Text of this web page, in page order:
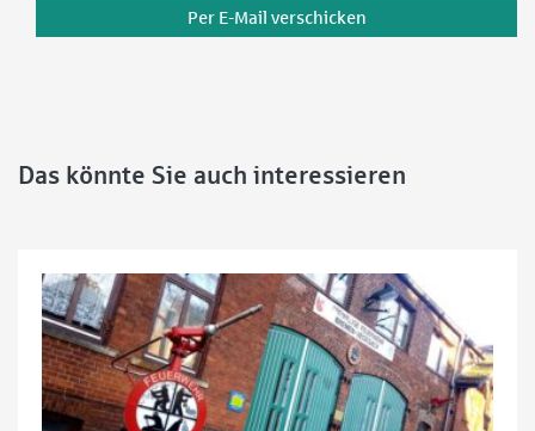
Per E-Mail verschicken
Das könnte Sie auch interessieren